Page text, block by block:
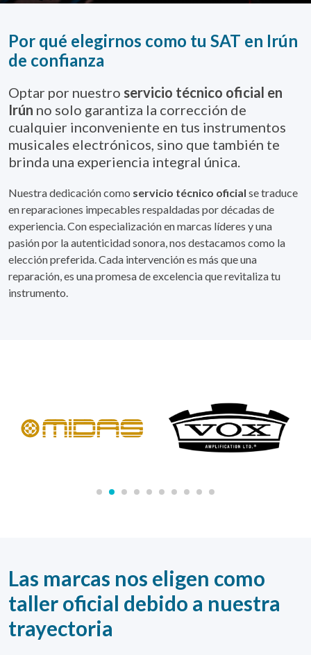
Por qué elegirnos como tu SAT en Irún
de confianza
Optar por nuestro servicio técnico oficial en
Irún no solo garantiza la corrección de
cualquier inconveniente en tus instrumentos
musicales electrónicos, sino que también te
brinda una experiencia integral única.
Nuestra dedicación como servicio técnico oficial se traduce
en reparaciones impecables respaldadas por décadas de
experiencia. Con especialización en marcas líderes y una
pasión por la autenticidad sonora, nos destacamos como la
elección preferida. Cada intervención es más que una
reparación, es una promesa de excelencia que revitaliza tu
instrumento.
Las marcas nos eligen como
taller oficial debido a nuestra
trayectoria